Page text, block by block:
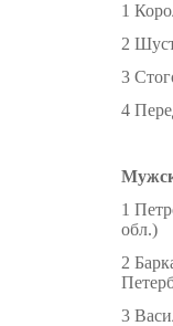
1
2
3
4
1
обл.)
2
3